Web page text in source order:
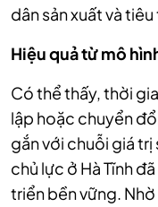
dân sản xuất và
Hiệu quả từ mô
Có thể thấy, thời
lập hoặc chuyển
gắn với chuỗi giá trị
chủ lực ở Hà Tĩnh
triển bền vững.